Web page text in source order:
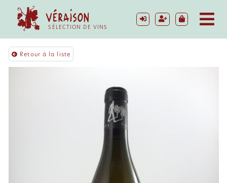
SÉLECTION DE VINS
Retour à la liste